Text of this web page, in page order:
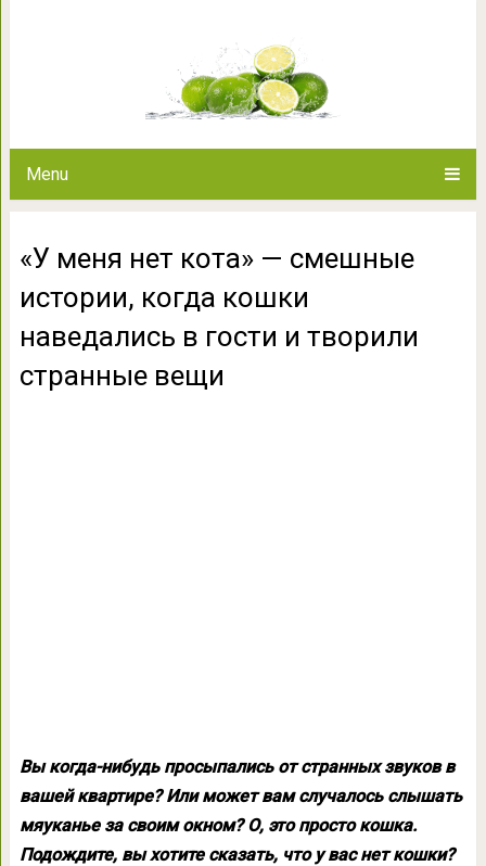
Menu
наведались в гости и
«У меня нет кота» — смешные
истории, когда кошки
наведались в гости и творили
странные вещи
Вы когда-нибудь просыпались от странных звуков в
вашей квартире? Или может вам случалось слышать
мяуканье за своим окном? О, это просто кошка.
Подождите, вы хотите сказать, что у вас нет кошки?